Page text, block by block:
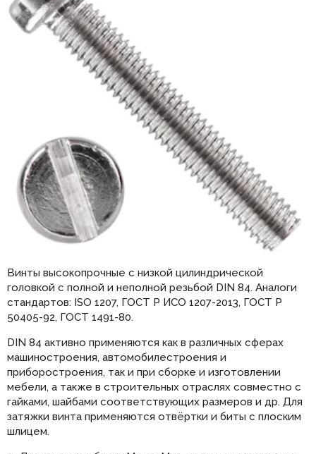
Винты высокопрочные с низкой цилиндрической
головкой с полной и неполной резьбой DIN 84. Аналоги
стандартов: ISO 1207, ГОСТ Р ИСО 1207-2013, ГОСТ Р
50405-92, ГОСТ 1491-80.
DIN 84 активно применяются как в различных сферах
машиностроения, автомобилестроения и
приборостроения, так и при сборке и изготовлении
мебели, а также в строительных отраслях совместно с
гайками, шайбами соответствующих размеров и др. Для
затяжки винта применяются отвёртки и биты с плоским
шлицем.